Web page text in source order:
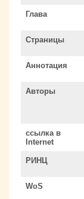
Глава
Страницы
Аннотация
Авторы
ссылка в
Internet
РИНЦ
WoS